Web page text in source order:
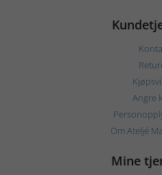
Angre
Om Ateljé
Mine